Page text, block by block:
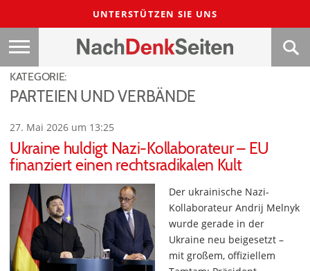
UNTERSTÜTZEN SIE UNS
KATEGORIE:
PARTEIEN UND VERBÄNDE
27. Mai 2026 um 13:25
Ukraine huldigt Nazi-Kollaborateur – EU
finanziert einen rechtsradikalen Kult
Der ukrainische Nazi-
Kollaborateur Andrij Melnyk
wurde gerade in der
Ukraine neu beigesetzt –
mit großem, offiziellem